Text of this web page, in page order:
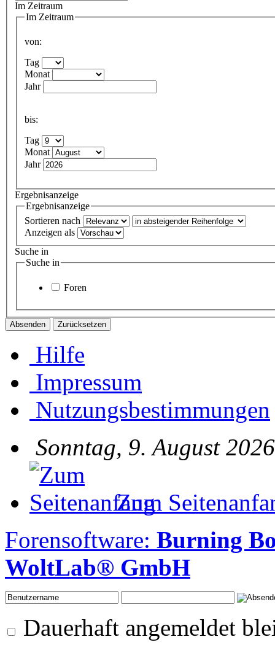
Im Zeitraum
Im Zeitraum
von:
Tag
Monat
Jahr
bis:
Tag
Monat
Jahr
Ergebnisanzeige
Ergebnisanzeige
Sortieren nach
Anzeigen als
Suche in
Suche in
Foren
Hilfe
Impressum
Nutzungsbestimmungen
Sonntag, 9. August
Zum
Forensoftware: Burning
WoltLab® GmbH
Dauerhaft angemeldet